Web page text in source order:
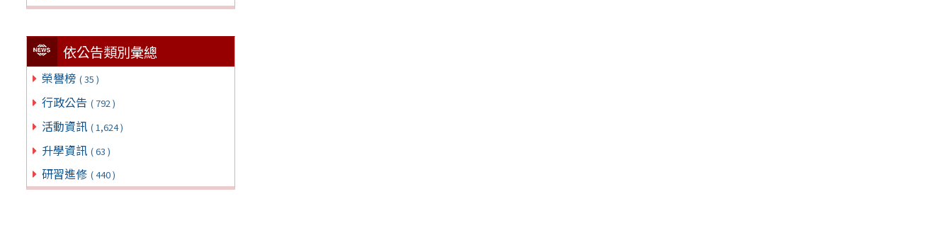
依公告類別彙總
榮譽榜 ( 35 )
行政公告 ( 792 )
活動資訊 ( 1,624 )
升學資訊 ( 63 )
研習進修 ( 440 )